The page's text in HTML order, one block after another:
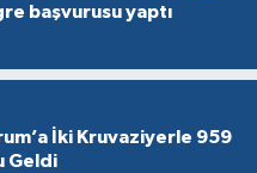
başvurusu yaptı
İki Kruvaziyerle 959
Geldi